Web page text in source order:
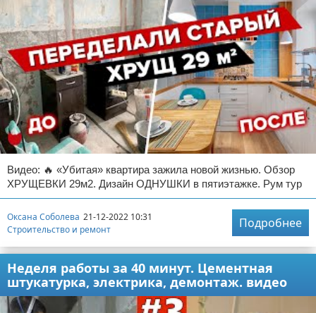
Видео: 🔥 «Убитая» квартира зажила новой жизнью. Обзор
ХРУЩЕВКИ 29м2. Дизайн ОДНУШКИ в пятиэтажке. Рум тур
Оксана Соболева 21-12-2022 10:31
Строительство и ремонт
Подробнее
Неделя работы за 40 минут. Цементная
штукатурка, электрика, демонтаж. видео